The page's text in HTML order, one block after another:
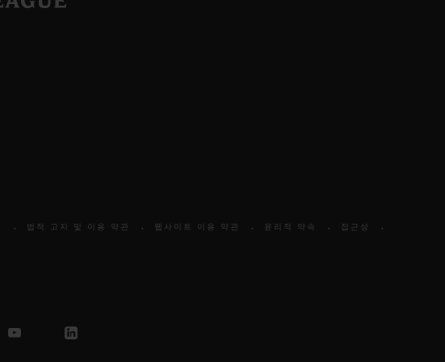
법적 고지 및 이용 약관 웹사이트 이용 약관 윤리적 약속 접근성